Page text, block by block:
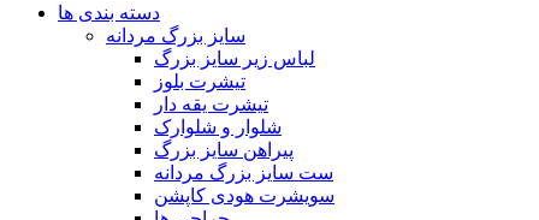
دسته بندی ها
سایز بزرگ مردانه
لباس زیر سایز بزرگ
تیشرت بلوز
تیشرت یقه دار
شلوار و شلوارک
پیراهن سایز بزرگ
ست سایز بزرگ مردانه
سویشرت هودی کاپشن